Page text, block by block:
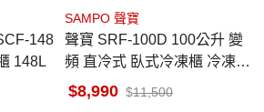
148L
SAMPO 聲寶
聲寶 SRF-100D 100公升 變
頻 直冷式 臥式冷凍櫃 冷凍/
冷藏切換 電子式控溫
8,990 11,500